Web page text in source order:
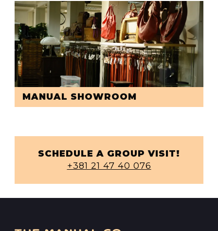
MANUAL SHOWROOM
SCHEDULE A GROUP VISIT!
+381 21 47 40 076